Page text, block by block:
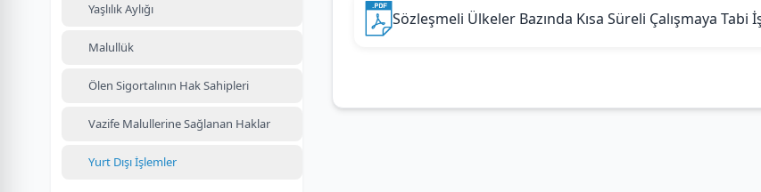
Yaşlılık Aylığı
Malullük
Ölen Sigortalının Hak Sahipleri
Vazife Malullerine Sağlanan Haklar
Yurt Dışı İşlemler
Sözleşmeli Ülkeler Bazında Kısa Süreli Çalışmaya Tabi